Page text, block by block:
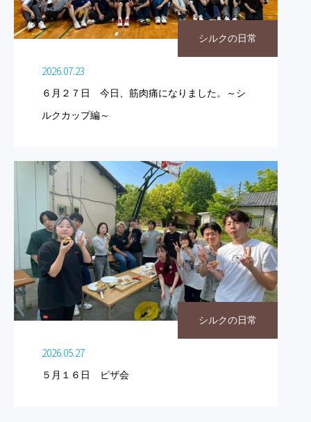
シルクの日常
2026.07.23
６月２７日 今日、筋肉痛になりました。～シ
ルクカップ編～
シルクの日常
2026.05.27
５月１６日 ピザ会